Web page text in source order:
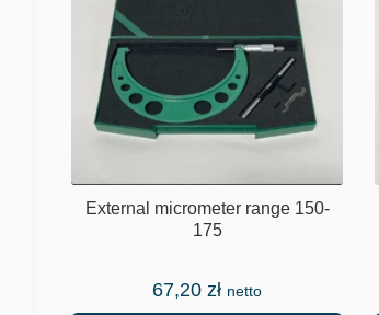
External micrometer range 150-
175
67,20zł netto